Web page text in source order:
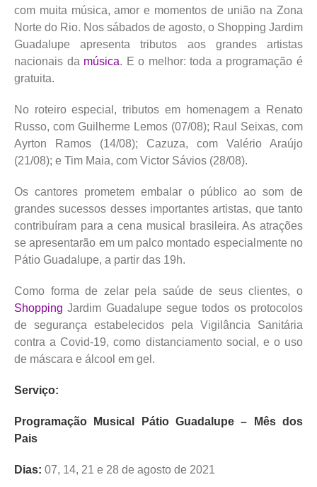
com muita música, amor e momentos de união na Zona
Norte do Rio. Nos sábados de agosto, o Shopping Jardim
Guadalupe apresenta tributos aos grandes artistas
nacionais da música. E o melhor: toda a programação é
gratuita.
No roteiro especial, tributos em homenagem a Renato
Russo, com Guilherme Lemos (07/08); Raul Seixas, com
Ayrton Ramos (14/08); Cazuza, com Valério Araújo
(21/08); e Tim Maia, com Victor Sávios (28/08).
Os cantores prometem embalar o público ao som de
grandes sucessos desses importantes artistas, que tanto
contribuíram para a cena musical brasileira. As atrações
se apresentarão em um palco montado especialmente no
Pátio Guadalupe, a partir das 19h.
Como forma de zelar pela saúde de seus clientes, o
Shopping Jardim Guadalupe segue todos os protocolos
de segurança estabelecidos pela Vigilância Sanitária
contra a Covid-19, como distanciamento social, e o uso
de máscara e álcool em gel.
Serviço:
Programação Musical Pátio Guadalupe – Mês dos
Pais
Dias: 07, 14, 21 e 28 de agosto de 2021